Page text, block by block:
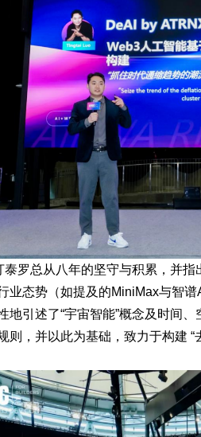
罗总从八年的坚守与积累，并
业态势（如提及的MiniMax与智谱
地引述了“宇宙智能”概念及时间
则，并以此为基础，致力于构建